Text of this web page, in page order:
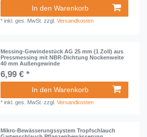
In den Warenkorb
*inkl. ges. MwSt. zzgl.Versandkosten
Messing-Gewindestück AG 25 mm (1 Zoll) aus
Pressmessing mit NBR-Dichtung Nockenweite
40 mm Außengewinde
6,99 € *
In den Warenkorb
*inkl. ges. MwSt. zzgl.Versandkosten
Mikro-Bewässerungssystem Tropfschlauch